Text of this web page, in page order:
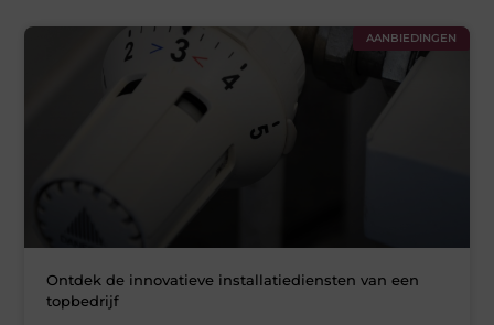
AANBIEDINGEN
Ontdek de innovatieve installatiediensten van een
topbedrijf